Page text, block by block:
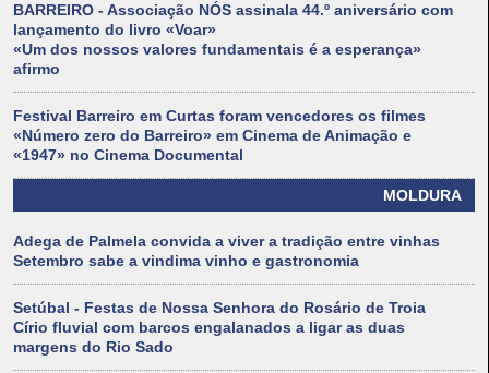
BARREIRO - Associação NÓS assinala 44.º aniversário com
lançamento do livro «Voar»
«Um dos nossos valores fundamentais é a esperança»
afirmo
Festival Barreiro em Curtas foram vencedores os filmes
«Número zero do Barreiro» em Cinema de Animação e
«1947» no Cinema Documental
MOLDURA
Adega de Palmela convida a viver a tradição entre vinhas
Setembro sabe a vindima vinho e gastronomia
Setúbal - Festas de Nossa Senhora do Rosário de Troia
Círio fluvial com barcos engalanados a ligar as duas
margens do Rio Sado